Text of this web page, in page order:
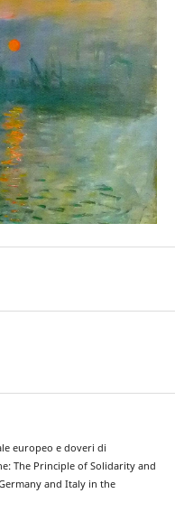
europeo e doveri di
The Principle of Solidarity and
and Italy in the